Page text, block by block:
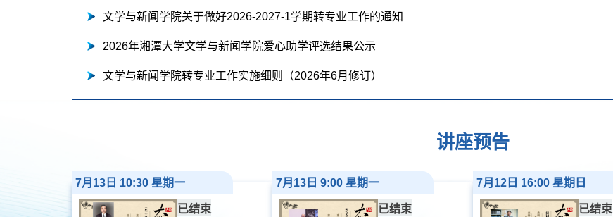
文学与新闻学院关于做好2026-2027-1学期转专业工作的通知
2026年湘潭大学文学与新闻学院爱心助学评选结果公示
文学与新闻学院转专业工作实施细则（2026年6月修订）
讲座预告
7月13日 10:30 星期一
已结束
7月13日 9:00 星期一
已结束
7月12日 16:00 星期日
已结束